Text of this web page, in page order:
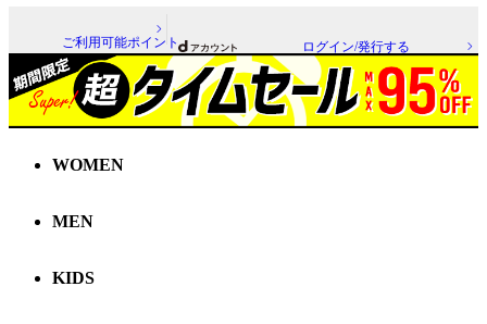
ご利用可能ポイント ログイン/発行する
WOMEN
MEN
KIDS